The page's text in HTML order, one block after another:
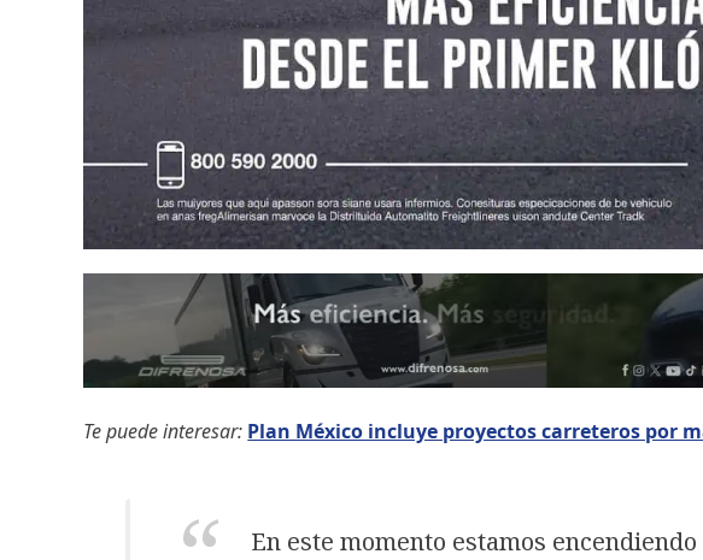
Te puede interesar: Plan México incluye proyectos carreteros por
En este momento estamos